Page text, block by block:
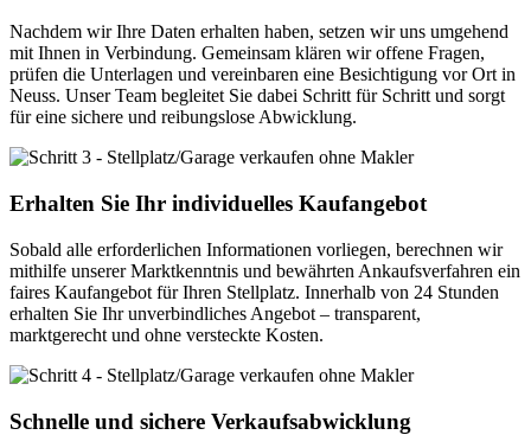
Nachdem wir Ihre Daten erhalten haben, setzen wir uns umgehend
mit Ihnen in Verbindung. Gemeinsam klären wir offene Fragen,
prüfen die Unterlagen und vereinbaren eine Besichtigung vor Ort in
Neuss. Unser Team begleitet Sie dabei Schritt für Schritt und sorgt
für eine sichere und reibungslose Abwicklung.
Erhalten Sie Ihr individuelles Kaufangebot
Sobald alle erforderlichen Informationen vorliegen, berechnen wir
mithilfe unserer Marktkenntnis und bewährten Ankaufsverfahren ein
faires Kaufangebot für Ihren Stellplatz. Innerhalb von 24 Stunden
erhalten Sie Ihr unverbindliches Angebot – transparent,
marktgerecht und ohne versteckte Kosten.
Schnelle und sichere Verkaufsabwicklung